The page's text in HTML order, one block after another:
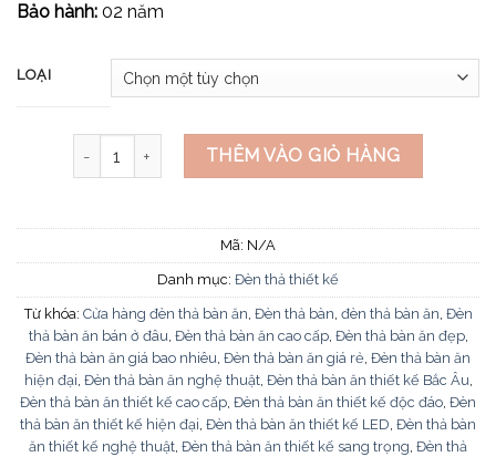
Bảo hành: 02 năm
LOẠI
Đèn thả ngang bàn ăn THD141 số lượng
THÊM VÀO GIỎ HÀNG
Mã: N/A
Danh mục: Đèn thả thiết kế
Từ khóa: Cửa hàng đèn thả bàn ăn, Đèn thả bàn, đèn thả bàn ăn, Đèn
thả bàn ăn bán ở đâu, Đèn thả bàn ăn cao cấp, Đèn thả bàn ăn đẹp,
Đèn thả bàn ăn giá bao nhiêu, Đèn thả bàn ăn giá rẻ, Đèn thả bàn ăn
hiện đại, Đèn thả bàn ăn nghệ thuật, Đèn thả bàn ăn thiết kế Bắc Âu,
Đèn thả bàn ăn thiết kế cao cấp, Đèn thả bàn ăn thiết kế độc đáo, Đèn
thả bàn ăn thiết kế hiện đại, Đèn thả bàn ăn thiết kế LED, Đèn thả bàn
ăn thiết kế nghệ thuật, Đèn thả bàn ăn thiết kế sang trọng, Đèn thả